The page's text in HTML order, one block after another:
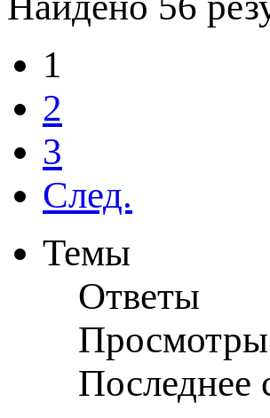
1
2
3
След.
Темы
Ответы
Просмотры
Последнее